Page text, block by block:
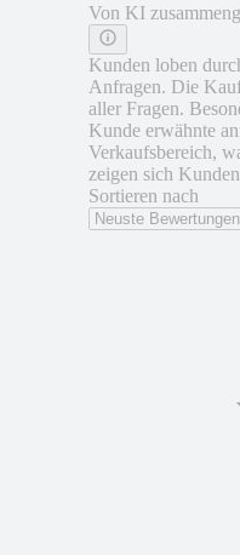
Von KI
Kunden loben
Anfragen. Die
aller Fragen.
Kunde erwähnte
Verkaufsbereich,
zeigen sich
Sortieren nach